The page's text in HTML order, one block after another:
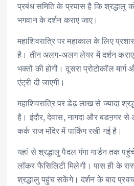
प्रबंध समिति के प्रयास है कि श्रद्धालु
भगवान के दर्शन कराए जाए।
महाशिवरात्रि पर महाकाल के लिए
है। तीन अलग-अलग लेयर में दर्शन
भक्तों की होगी। दूसरा प्रोटोकॉल
एंट्री दी जाएगी।
महाशिवरात्रि पर डेढ़ लाख से ज्यादा
है। इंदौर, देवास, नागदा और बडऩगर
कर्क राज मंदिर में पार्किंग रखी गई है।
यहां से श्रद्धालु पैदल गंगा गार्डन तक
लॉकर फैसिलिटी मिलेगी। पास ही के
श्रद्धालु पहुंच सकेंगे। दर्शन के बाद